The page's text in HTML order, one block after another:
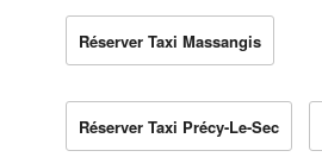
Réserver Taxi Massangis
Réserver Taxi Précy-Le-Sec